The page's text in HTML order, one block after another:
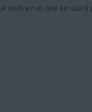
web en el que se